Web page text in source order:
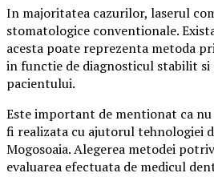
In majoritatea cazurilor, laserul
stomatologice conventionale.
acesta poate reprezenta metoda
in functie de diagnosticul stabilit
pacientului.
Este important de mentionat ca
fi realizata cu ajutorul tehnologiei
Mogosoaia. Alegerea metodei
evaluarea efectuata de medicul